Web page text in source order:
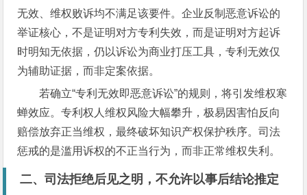
无效、维权败诉均不满足该要件。企业反制恶意诉讼的
举证核心，不是证明对方专利失效，而是证明对方起诉
时明知无依据，仍以诉讼为商业打压工具，专利无效仅
为辅助证据，而非定案依据。
若确立“专利无效即恶意诉讼”的规则，将引发维权寒
蝉效应。专利权人维权风险大幅攀升，极易因害怕反向
赔偿放弃正当维权，最终破坏知识产权保护秩序。司法
惩戒的是滥用诉权的不正当行为，而非正常维权失利。
二、司法拒绝后见之明，不允许以事后结论推定